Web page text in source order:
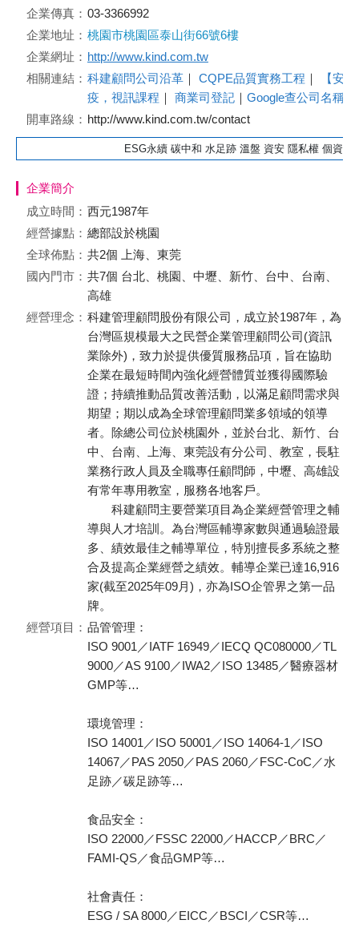
企業傳真： 03-3366992
企業地址： 桃園市桃園區泰山街66號6樓
企業網址： http://www.kind.com.tw
相關連結： 科建顧問公司沿革 ｜ CQPE品質實務工程 ｜
【安
疫，視訊課程 ｜ 商業司登記 ｜ Google查公司名稱
開車路線： http://www.kind.com.tw/contact
ESG永續 碳中和 水足跡 溫盤 資安 隱私權 個
企業簡介
成立時間： 西元1987年
經營據點： 總部設於桃園
全球佈點： 共2個 上海、東莞
國內門市： 共7個 台北、桃園、中壢、新竹、台中、台南、
高雄
經營理念： 科建管理顧問股份有限公司，成立於1987年，為
台灣區規模最大之民營企業管理顧問公司(資訊
業除外)，致力於提供優質服務品項，旨在協助
企業在最短時間內強化經營體質並獲得國際驗
證；持續推動品質改善活動，以滿足顧問需求與
期望；期以成為全球管理顧問業多領域的領導
者。除總公司位於桃園外，並於台北、新竹、台
中、台南、上海、東莞設有分公司、教室，長駐
業務行政人員及全職專任顧問師，中壢、高雄設
有常年專用教室，服務各地客戶。
科建顧問主要營業項目為企業經營管理之輔
導與人才培訓。為台灣區輔導家數與通過驗證最
多、績效最佳之輔導單位，特別擅長多系統之整
合及提高企業經營之績效。輔導企業已達16,916
家(截至2025年09月)，亦為ISO企管界之第一品
牌。
經營項目： 品管管理：
ISO 9001／IATF 16949／IECQ QC080000／TL
9000／AS 9100／IWA2／ISO 13485／醫療器材
GMP等…
環境管理：
ISO 14001／ISO 50001／ISO 14064-1／ISO
14067／PAS 2050／PAS 2060／FSC-CoC／水
足跡／碳足跡等…
食品安全：
ISO 22000／FSSC 22000／HACCP／BRC／
FAMI-QS／食品GMP等…
社會責任：
ESG / SA 8000／EICC／BSCI／CSR等…